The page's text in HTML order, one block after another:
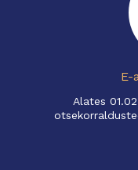
E-
Alates